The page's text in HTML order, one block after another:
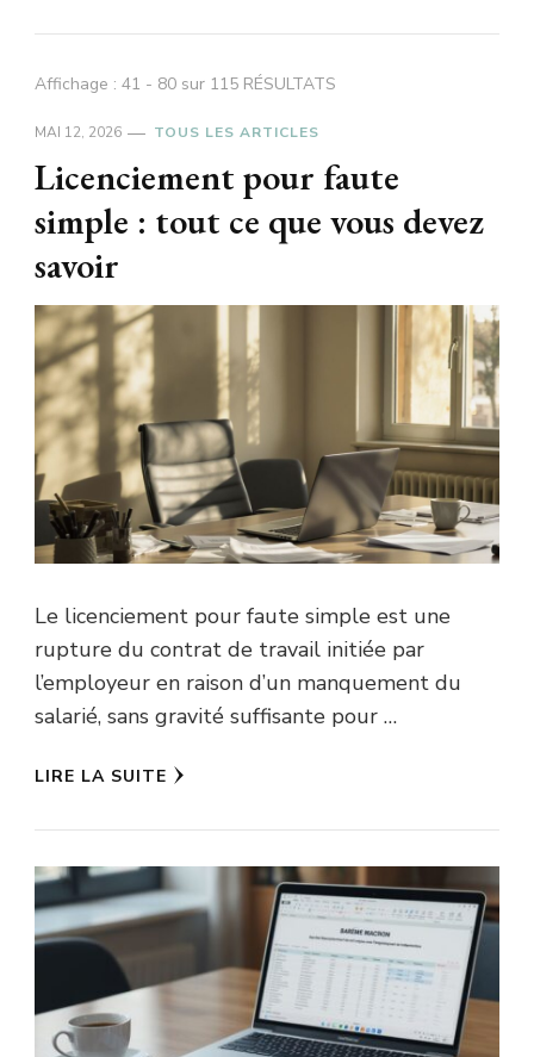
Affichage : 41 - 80 sur 115 RÉSULTATS
MAI 12, 2026 TOUS LES ARTICLES
Licenciement pour faute
simple : tout ce que vous devez
savoir
Le licenciement pour faute simple est une
rupture du contrat de travail initiée par
l’employeur en raison d’un manquement du
salarié, sans gravité suffisante pour …
LIRE LA SUITE